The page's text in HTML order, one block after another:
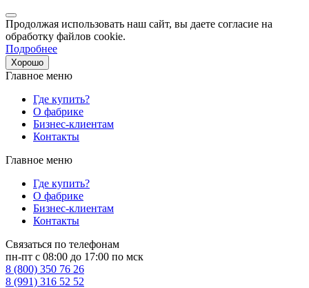
Продолжая использовать наш сайт, вы даете согласие на
обработку файлов cookie.
Подробнее
Хорошо
Главное меню
Где купить?
О фабрике
Бизнес-клиентам
Контакты
Главное меню
Где купить?
О фабрике
Бизнес-клиентам
Контакты
Связаться по телефонам
пн-пт с 08:00 до 17:00 по мск
8 (800) 350 76 26
8 (991) 316 52 52